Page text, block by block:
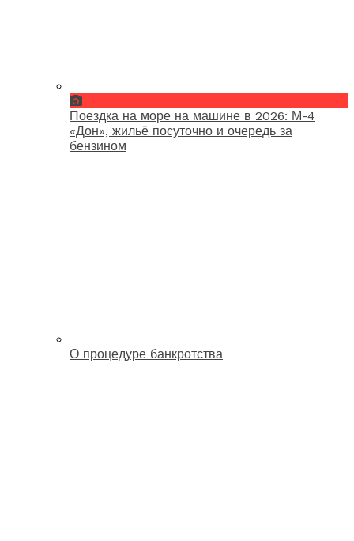
Поездка на море на машине в 2026: М-4
«Дон», жильё посуточно и очередь за
бензином
О процедуре банкротства